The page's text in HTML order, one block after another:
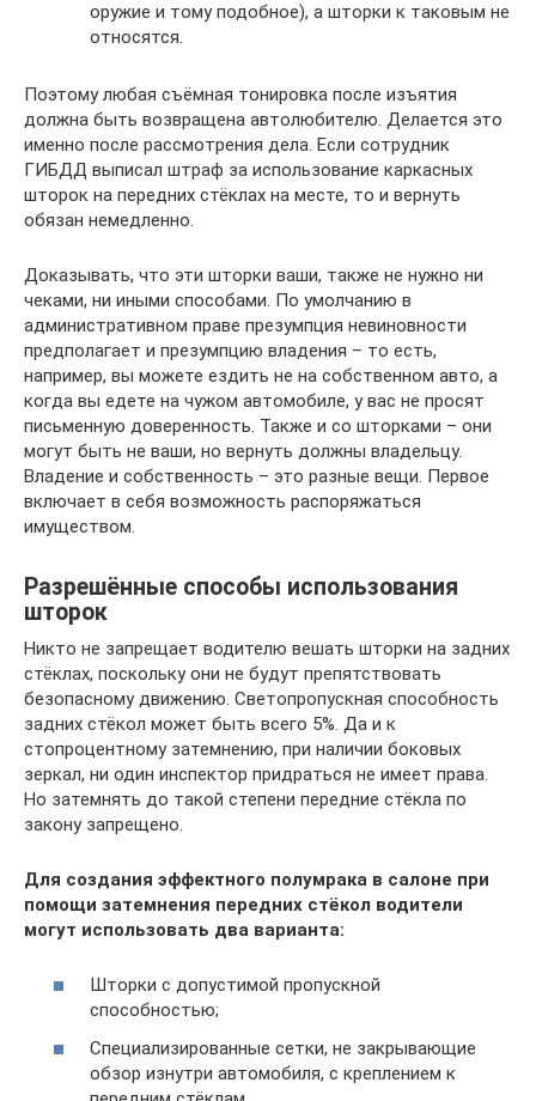
оружие и тому подобное), а шторки к таковым не
относятся.
Поэтому любая съёмная тонировка после изъятия
должна быть возвращена автолюбителю. Делается это
именно после рассмотрения дела. Если сотрудник
ГИБДД выписал штраф за использование каркасных
шторок на передних стёклах на месте, то и вернуть
обязан немедленно.
Доказывать, что эти шторки ваши, также не нужно ни
чеками, ни иными способами. По умолчанию в
административном праве презумпция невиновности
предполагает и презумпцию владения – то есть,
например, вы можете ездить не на собственном авто, а
когда вы едете на чужом автомобиле, у вас не просят
письменную доверенность. Также и со шторками – они
могут быть не ваши, но вернуть должны владельцу.
Владение и собственность – это разные вещи. Первое
включает в себя возможность распоряжаться
имуществом.
Разрешённые способы использования
шторок
Никто не запрещает водителю вешать шторки на задних
стёклах, поскольку они не будут препятствовать
безопасному движению. Светопропускная способность
задних стёкол может быть всего 5%. Да и к
стопроцентному затемнению, при наличии боковых
зеркал, ни один инспектор придраться не имеет права.
Но затемнять до такой степени передние стёкла по
закону запрещено.
Для создания эффектного полумрака в салоне при
помощи затемнения передних стёкол водители
могут использовать два варианта:
Шторки с допустимой пропускной
способностью;
Специализированные сетки, не закрывающие
обзор изнутри автомобиля, с креплением к